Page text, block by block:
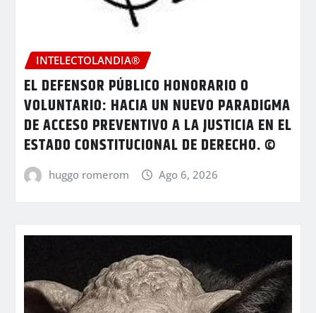
INTELECTOLANDIA®
EL DEFENSOR PÚBLICO HONORARIO O
VOLUNTARIO: HACIA UN NUEVO PARADIGMA
DE ACCESO PREVENTIVO A LA JUSTICIA EN EL
ESTADO CONSTITUCIONAL DE DERECHO. ©
huggo romerom Ago 6, 2026